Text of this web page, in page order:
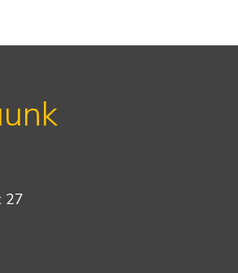
27